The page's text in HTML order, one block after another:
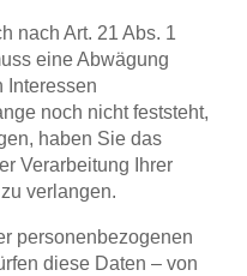
nach Art. 21 Abs. 1
eine Abwägung
Interessen
noch nicht feststeht,
haben Sie das
Verarbeitung Ihrer
verlangen.
personenbezogenen
diese Daten – von